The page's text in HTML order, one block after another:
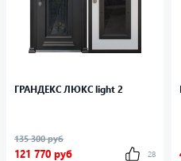
ГРАНДЕКС ЛЮКС light 2
135 300 руб
121 770 руб 28